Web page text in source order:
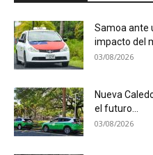
Samoa ante
impacto del
03/08/2026
Nueva
el futuro...
03/08/2026